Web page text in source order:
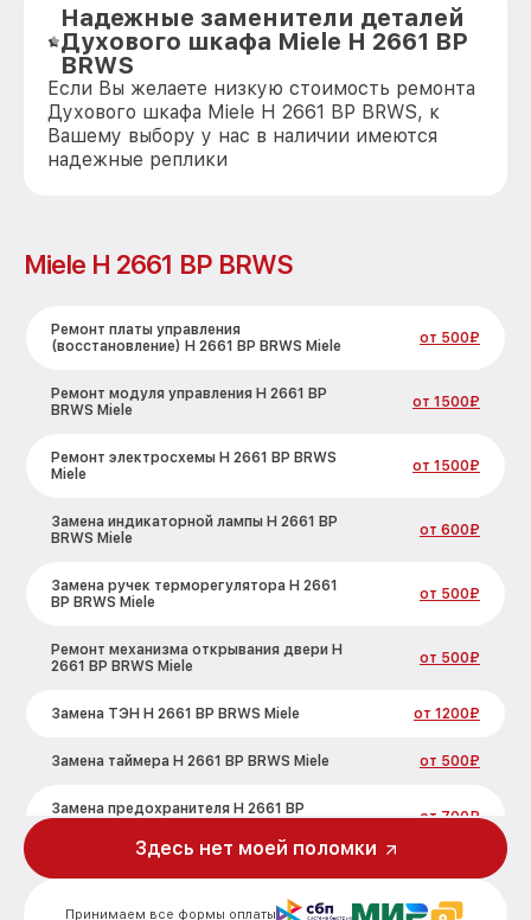
Надежные заменители деталей
Духового шкафа Miele H 2661 BP
BRWS
Если Вы желаете низкую стоимость ремонта
Духового шкафа Miele H 2661 BP BRWS, к
Вашему выбору у нас в наличии имеются
надежные реплики
Miele H 2661 BP BRWS
Ремонт платы управления
(восстановление) H 2661 BP BRWS Miele
от 500₽
Ремонт модуля управления H 2661 BP
BRWS Miele
от 1500₽
Ремонт электросхемы H 2661 BP BRWS
Miele
от 1500₽
Замена индикаторной лампы H 2661 BP
BRWS Miele
от 600₽
Замена ручек терморегулятора H 2661
BP BRWS Miele
от 500₽
Ремонт механизма открывания двери H
2661 BP BRWS Miele
от 500₽
Замена ТЭН H 2661 BP BRWS Miele от 1200₽
Замена таймера H 2661 BP BRWS Miele от 500₽
Замена предохранителя H 2661 BP
от 700₽
от 500₽
Принимаем все формы оплаты
Здесь нет моей поломки